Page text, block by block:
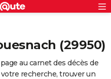
(29950)
au carnet des décès de
recherche, trouver un